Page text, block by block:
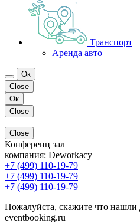
Транспорт
Аренда авто
Ок
Close
Ок
Close
Close
Конференц зал
компания: Deworkacy
+7 (499) 110-19-79
+7 (499) 110-19-79
+7 (499) 110-19-79
Пожалуйста, скажите что нашли
eventbooking.ru